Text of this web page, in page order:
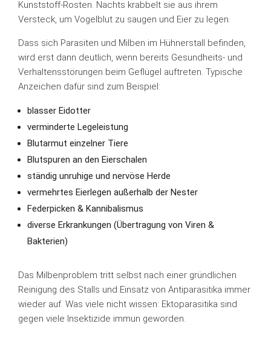
Kunststoff-Rosten. Nachts krabbelt sie aus ihrem
Versteck, um Vogelblut zu saugen und Eier zu legen.
Dass sich Parasiten und Milben im Hühnerstall befinden,
wird erst dann deutlich, wenn bereits Gesundheits- und
Verhaltensstörungen beim Geflügel auftreten. Typische
Anzeichen dafür sind zum Beispiel:
blasser Eidotter
verminderte Legeleistung
Blutarmut einzelner Tiere
Blutspuren an den Eierschalen
ständig unruhige und nervöse Herde
vermehrtes Eierlegen außerhalb der Nester
Federpicken & Kannibalismus
diverse Erkrankungen (Übertragung von Viren &
Bakterien)
Das Milbenproblem tritt selbst nach einer gründlichen
Reinigung des Stalls und Einsatz von Antiparasitika immer
wieder auf. Was viele nicht wissen: Ektoparasitika sind
gegen viele Insektizide immun geworden.